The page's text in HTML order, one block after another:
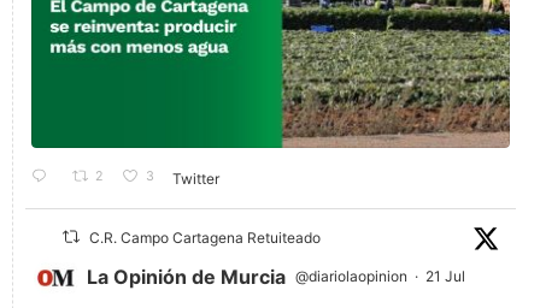
2 3 Twitter
C.R. Campo Cartagena Retuiteado
La Opinión de Murcia @diariolaopinion · 21 Jul